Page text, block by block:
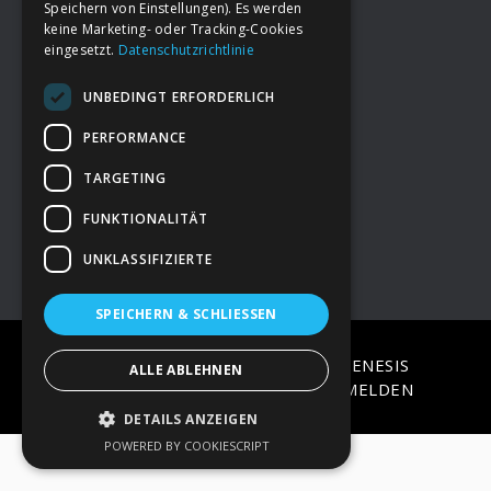
FooterDeine Spende
→ Impressum
→Kontakt zum PAO Team
COPYRIGHT © 2026 · ON
GENESIS
FRAMEWORK·WORDPRESS·ANMELDEN
Speichern von Einstellungen). Es werden
keine Marketing- oder Tracking-Cookies
eingesetzt. Datenschutzrichtlinie
UNBEDINGT ERFORDERLICH
PERFORMANCE
TARGETING
FUNKTIONALITÄT
UNKLASSIFIZIERTE
SPEICHERN & SCHLIESSEN
ALLE ABLEHNEN
DETAILS ANZEIGEN
POWERED BY COOKIESCRIPT